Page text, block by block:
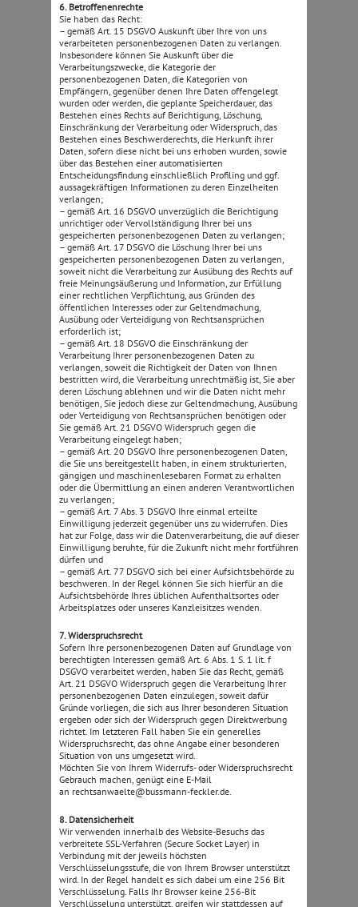
6. Betroffenenrechte
Sie haben das Recht:
– gemäß Art. 15 DSGVO Auskunft über Ihre von uns
verarbeiteten personenbezogenen Daten zu verlangen.
Insbesondere können Sie Auskunft über die
Verarbeitungszwecke, die Kategorie der
personenbezogenen Daten, die Kategorien von
Empfängern, gegenüber denen Ihre Daten offengelegt
wurden oder werden, die geplante Speicherdauer, das
Bestehen eines Rechts auf Berichtigung, Löschung,
Einschränkung der Verarbeitung oder Widerspruch, das
Bestehen eines Beschwerderechts, die Herkunft ihrer
Daten, sofern diese nicht bei uns erhoben wurden, sowie
über das Bestehen einer automatisierten
Entscheidungsfindung einschließlich Profiling und ggf.
aussagekräftigen Informationen zu deren Einzelheiten
verlangen;
– gemäß Art. 16 DSGVO unverzüglich die Berichtigung
unrichtiger oder Vervollständigung Ihrer bei uns
gespeicherten personenbezogenen Daten zu verlangen;
– gemäß Art. 17 DSGVO die Löschung Ihrer bei uns
gespeicherten personenbezogenen Daten zu verlangen,
soweit nicht die Verarbeitung zur Ausübung des Rechts auf
freie Meinungsäußerung und Information, zur Erfüllung
einer rechtlichen Verpflichtung, aus Gründen des
öffentlichen Interesses oder zur Geltendmachung,
Ausübung oder Verteidigung von Rechtsansprüchen
erforderlich ist;
– gemäß Art. 18 DSGVO die Einschränkung der
Verarbeitung Ihrer personenbezogenen Daten zu
verlangen, soweit die Richtigkeit der Daten von Ihnen
bestritten wird, die Verarbeitung unrechtmäßig ist, Sie aber
deren Löschung ablehnen und wir die Daten nicht mehr
benötigen, Sie jedoch diese zur Geltendmachung, Ausübung
oder Verteidigung von Rechtsansprüchen benötigen oder
Sie gemäß Art. 21 DSGVO Widerspruch gegen die
Verarbeitung eingelegt haben;
– gemäß Art. 20 DSGVO Ihre personenbezogenen Daten,
die Sie uns bereitgestellt haben, in einem strukturierten,
gängigen und maschinenlesebaren Format zu erhalten
oder die Übermittlung an einen anderen Verantwortlichen
zu verlangen;
– gemäß Art. 7 Abs. 3 DSGVO Ihre einmal erteilte
Einwilligung jederzeit gegenüber uns zu widerrufen. Dies
hat zur Folge, dass wir die Datenverarbeitung, die auf dieser
Einwilligung beruhte, für die Zukunft nicht mehr fortführen
dürfen und
– gemäß Art. 77 DSGVO sich bei einer Aufsichtsbehörde zu
beschweren. In der Regel können Sie sich hierfür an die
Aufsichtsbehörde Ihres üblichen Aufenthaltsortes oder
Arbeitsplatzes oder unseres Kanzleisitzes wenden.
7. Widerspruchsrecht
Sofern Ihre personenbezogenen Daten auf Grundlage von
berechtigten Interessen gemäß Art. 6 Abs. 1 S. 1 lit. f
DSGVO verarbeitet werden, haben Sie das Recht, gemäß
Art. 21 DSGVO Widerspruch gegen die Verarbeitung Ihrer
personenbezogenen Daten einzulegen, soweit dafür
Gründe vorliegen, die sich aus Ihrer besonderen Situation
ergeben oder sich der Widerspruch gegen Direktwerbung
richtet. Im letzteren Fall haben Sie ein generelles
Widerspruchsrecht, das ohne Angabe einer besonderen
Situation von uns umgesetzt wird.
Möchten Sie von Ihrem Widerrufs- oder Widerspruchsrecht
Gebrauch machen, genügt eine E-Mail
an rechtsanwaelte@bussmann-feckler.de.
8. Datensicherheit
Wir verwenden innerhalb des Website-Besuchs das
verbreitete SSL-Verfahren (Secure Socket Layer) in
Verbindung mit der jeweils höchsten
Verschlüsselungsstufe, die von Ihrem Browser unterstützt
wird. In der Regel handelt es sich dabei um eine 256 Bit
Verschlüsselung. Falls Ihr Browser keine 256-Bit
Verschlüsselung unterstützt, greifen wir stattdessen auf